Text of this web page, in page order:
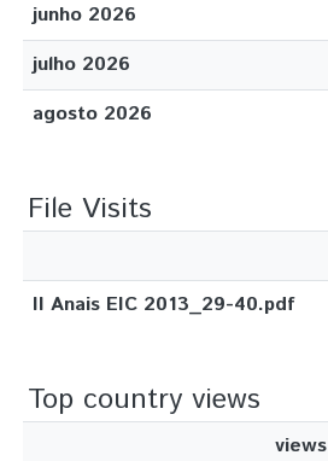
junho 2026
julho 2026
agosto 2026
File Visits
II Anais EIC 2013_29-40.pdf
Top country views
views